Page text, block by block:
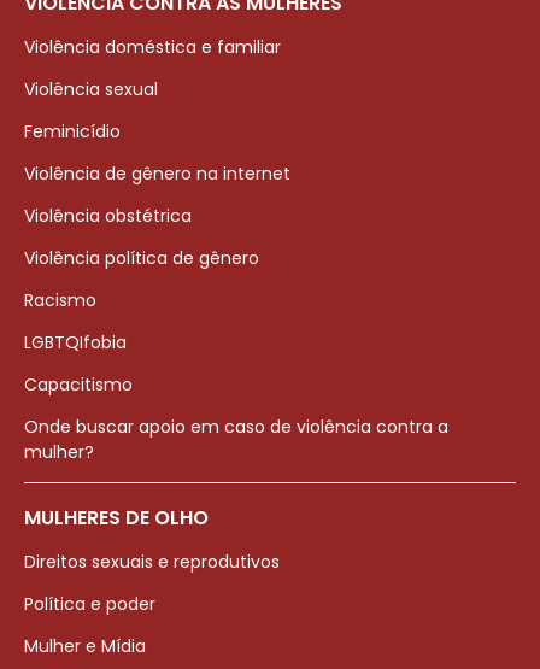
Violência doméstica e familiar
Violência sexual
Feminicídio
Violência de gênero na internet
Violência obstétrica
Violência política de gênero
Racismo
LGBTQIfobia
Capacitismo
Onde buscar apoio em caso de violência contra a
mulher?
MULHERES DE OLHO
Direitos sexuais e reprodutivos
Política e poder
Mulher e Mídia